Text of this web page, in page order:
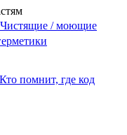
Чистящие / моющие
помнит, где код